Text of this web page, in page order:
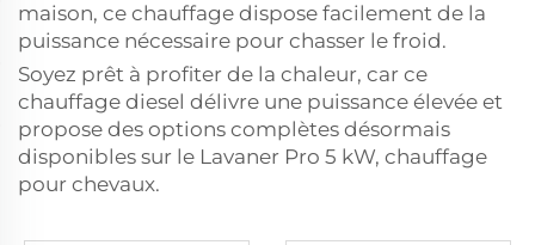
maison, ce chauffage dispose facilement de la
puissance nécessaire pour chasser le froid.
Soyez prêt à profiter de la chaleur, car ce
chauffage diesel délivre une puissance élevée et
propose des options complètes désormais
disponibles sur le Lavaner Pro 5 kW, chauffage
pour chevaux.